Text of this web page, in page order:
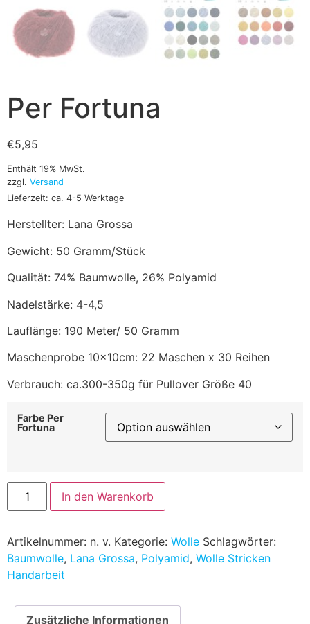
Per Fortuna
€5,95
Enthält 19% MwSt.
zzgl. Versand
Lieferzeit: ca. 4-5 Werktage
Herstellter: Lana Grossa
Gewicht: 50 Gramm/Stück
Qualität: 74% Baumwolle, 26% Polyamid
Nadelstärke: 4-4,5
Lauflänge: 190 Meter/ 50 Gramm
Maschenprobe 10x10cm: 22 Maschen x 30 Reihen
Verbrauch: ca.300-350g für Pullover Größe 40
Farbe Per
Fortuna
In den Warenkorb
Artikelnummer: n. v. Kategorie: Wolle Schlagwörter:
Baumwolle, Lana Grossa, Polyamid, Wolle Stricken
Handarbeit
Zusätzliche Informationen